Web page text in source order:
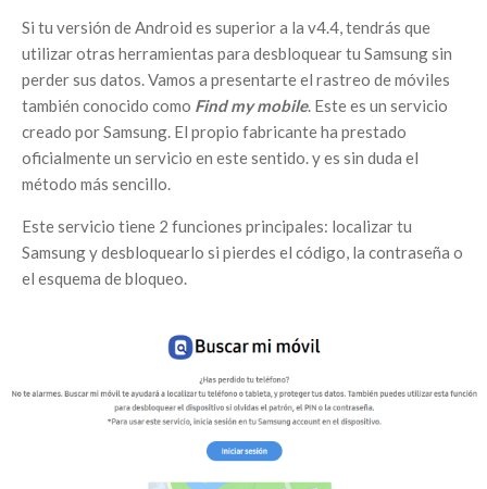
Si tu versión de Android es superior a la v4.4, tendrás que
utilizar otras herramientas para desbloquear tu Samsung sin
perder sus datos. Vamos a presentarte el rastreo de móviles
también conocido como Find my mobile. Este es un servicio
creado por Samsung. El propio fabricante ha prestado
oficialmente un servicio en este sentido. y es sin duda el
método más sencillo.
Este servicio tiene 2 funciones principales: localizar tu
Samsung y desbloquearlo si pierdes el código, la contraseña o
el esquema de bloqueo.